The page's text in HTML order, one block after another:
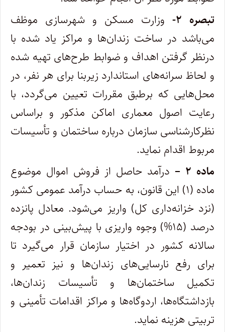
تبصره ۲-
وزارت مسکن و شهرسازی موظف
می‌باشد در ساخت زندان‌ها و مراکز یاد شده با
درنظر گرفتن اهداف و ضوابط طرح‌های تهیه شده
و لحاظ سرانه‌های استاندارد زیربنا برای هر نفر، در
محل‌هایی که برطبق مقررات تعیین می‌گردد، با
رعایت اصول معماری اماکن مذکور و براساس
نظر‌کارشناسی سازمان درباره ساختمان و تأسیسات
مربوط اقدام نماید.
ماده ۲ –
درآمد حاصل از فروش اموال موضوع
ماده (۱) این قانون، به حساب درآمد عمومی کشور
(‌نزد خزانه‌داری کل) واریز می‌شود. معادل پانزده‌
درصد (۱۵%) وجوه واریزی با پیش‌بینی در بودجه
سالانه کشور در اختیار سازمان قرار می‌گیرد تا
برای رفع نارسایی‌های زندان‌ها و نیز تعمیر و
تکمیل ساختمان‌ها و تأسیسات زندان‌ها،
بازداشتگاه‌ها، اردوگاه‌ها و مراکز اقدامات تأمینی و
تربیتی هزینه نماید.